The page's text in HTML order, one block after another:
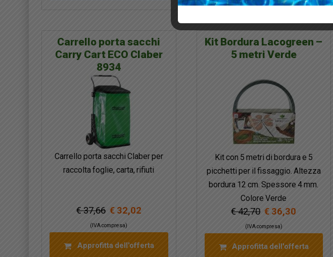
Carrello porta sacchi
Carry Cart ECO Claber
8934
Carrello porta sacchi Claber per
raccolta foglie, carta, rifiuti
€ 37,66 € 32,02
(IVA compresa)
Approfitta dell'offerta
Kit Bordura Lacogreen –
5 metri Verde
Kit con 5 metri di bordura e 5
picchetti per il fissaggio. Altezza
bordura 12 cm. Spessore 4 mm.
Colore Verde
€ 42,70 € 36,30
(IVA compresa)
Approfitta dell'offerta